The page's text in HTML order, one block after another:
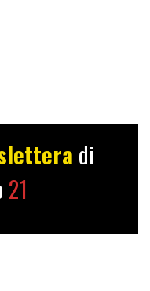
di
21